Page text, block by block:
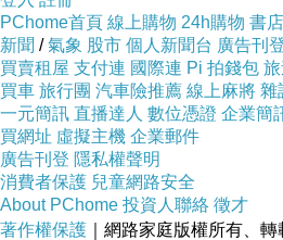
PChome首頁 線上購物 24h購物 書店
新聞 /氣象 股市 個人新聞台 廣告刊
買賣租屋 支付連 國際連 Pi 拍錢包
買車 旅行團 汽車險推薦 線上麻將 雜
一元簡訊 直播達人 數位憑證 企業簡
買網址 虛擬主機 企業郵件
廣告刊登 隱私權聲明
消費者保護 兒童網路安全
About PChome 投資人聯絡 徵才
著作權保護 ｜網路家庭版權所有、轉